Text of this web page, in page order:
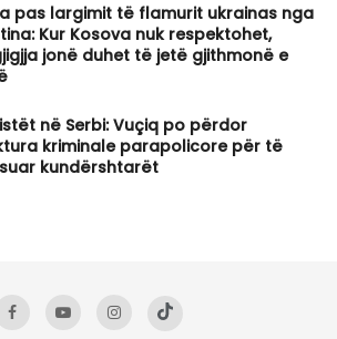
pas largimit të flamurit ukrainas nga
Kur Kosova nuk respektohet,
jonë duhet të jetë gjithmonë e
në Serbi: Vuçiq po përdor
kriminale parapolicore për të
kundërshtarët